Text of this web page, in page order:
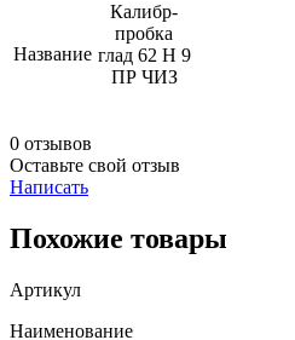
Название
Калибр-
пробка
глад 62 Н 9
ПР ЧИЗ
0 отзывов
Оставьте свой отзыв
Написать
Похожие товары
Артикул
Наименование